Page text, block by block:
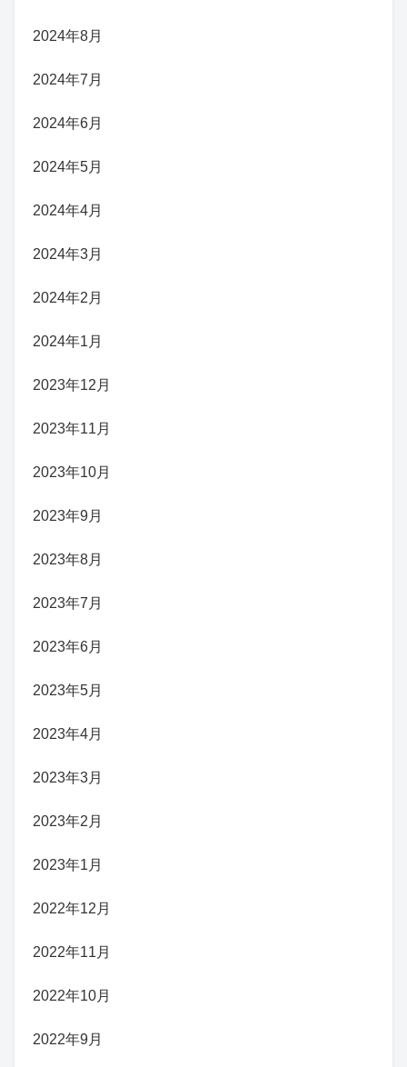
2024年8月
2024年7月
2024年6月
2024年5月
2024年4月
2024年3月
2024年2月
2024年1月
2023年12月
2023年11月
2023年10月
2023年9月
2023年8月
2023年7月
2023年6月
2023年5月
2023年4月
2023年3月
2023年2月
2023年1月
2022年12月
2022年11月
2022年10月
2022年9月